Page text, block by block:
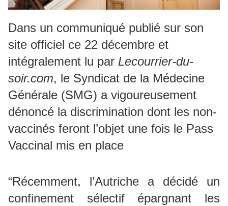
Dans un communiqué publié sur son
site officiel ce 22 décembre et
intégralement lu par Lecourrier-du-
soir.com, le Syndicat de la Médecine
Générale (SMG) a vigoureusement
dénoncé la discrimination dont les non-
vaccinés feront l’objet une fois le Pass
Vaccinal mis en place
“Récemment, l’Autriche a décidé un
confinement sélectif épargnant les